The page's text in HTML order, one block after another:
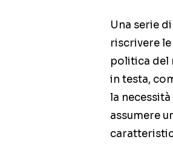
Una serie
riscrivere
politica del
in testa,
la
assumere